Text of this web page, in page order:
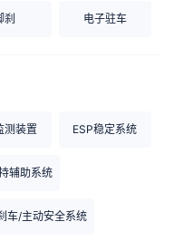
刹 电子驻车
测装置 ESP稳定系统
辅助系统
车/主动安全系统